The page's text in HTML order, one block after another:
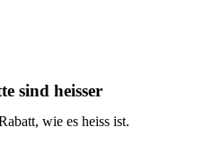
sind heisser
wie es heiss ist.